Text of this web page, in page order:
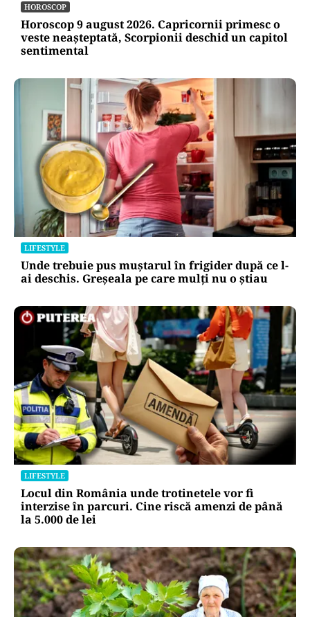
HOROSCOP
Horoscop 9 august 2026. Capricornii primesc o
veste neașteptată, Scorpionii deschid un capitol
sentimental
LIFESTYLE
Unde trebuie pus muștarul în frigider după ce l-
ai deschis. Greșeala pe care mulți nu o știau
LIFESTYLE
Locul din România unde trotinetele vor fi
interzise în parcuri. Cine riscă amenzi de până
la 5.000 de lei